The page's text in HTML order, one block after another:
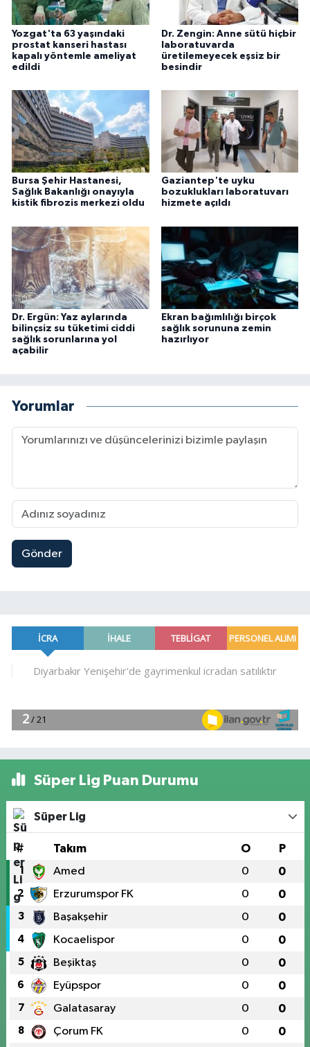
Yozgat'ta 63 yaşındaki
prostat kanseri hastası
kapalı yöntemle ameliyat
edildi
Dr. Zengin: Anne sütü hiçbir
laboratuvarda
üretilemeyecek eşsiz bir
besindir
Bursa Şehir Hastanesi,
Sağlık Bakanlığı onayıyla
kistik fibrozis merkezi oldu
Gaziantep'te uyku
bozuklukları laboratuvarı
hizmete açıldı
Dr. Ergün: Yaz aylarında
bilinçsiz su tüketimi ciddi
sağlık sorunlarına yol
açabilir
Ekran bağımlılığı birçok
sağlık sorununa zemin
hazırlıyor
Yorumlar
Gönder
Süper Lig Puan Durumu
Süper Lig
# Takım O P
1 Amed 0 0
2 Erzurumspor FK 0 0
3 Başakşehir 0 0
4 Kocaelispor 0 0
5 Beşiktaş 0 0
6 Eyüpspor 0 0
7 Galatasaray 0 0
8 Çorum FK 0 0